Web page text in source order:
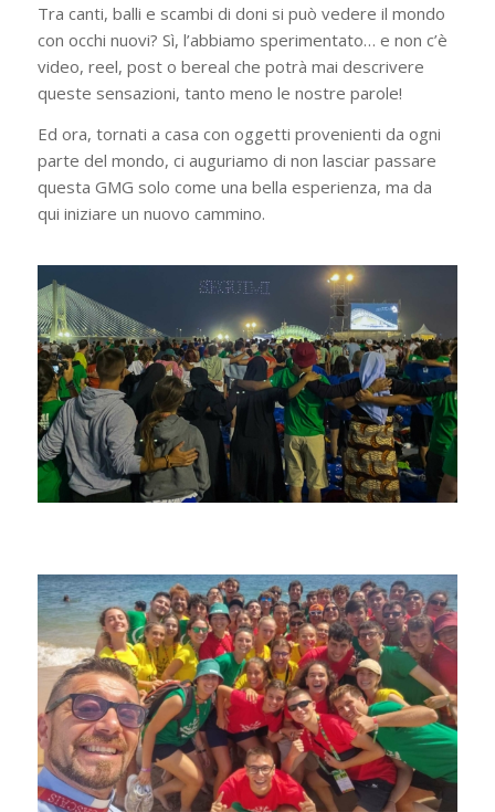
Tra canti, balli e scambi di doni si può vedere il mondo
con occhi nuovi? Sì, l’abbiamo sperimentato… e non c’è
video, reel, post o bereal che potrà mai descrivere
queste sensazioni, tanto meno le nostre parole!
Ed ora, tornati a casa con oggetti provenienti da ogni
parte del mondo, ci auguriamo di non lasciar passare
questa GMG solo come una bella esperienza, ma da
qui iniziare un nuovo cammino.